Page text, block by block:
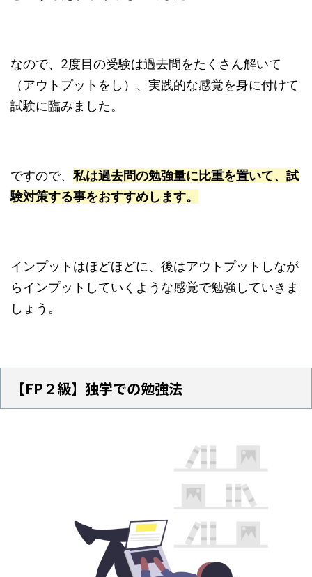
なので、2度目の受験は過去問をたくさん解いて
（アウトプットをし）、実践的な感覚を身に付けて
試験に臨みました。
ですので、 私は過去問の勉強量に比重を置いて、試
験対策する事をおすすめします。
インプットはほどほどに、後はアウトプットしなが
らインプットしていくような感覚で勉強していきま
しょう。
【FP２級】独学での勉強法